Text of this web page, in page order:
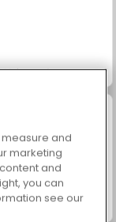
Mahjong Connect
and
marketing
and
you can
see our